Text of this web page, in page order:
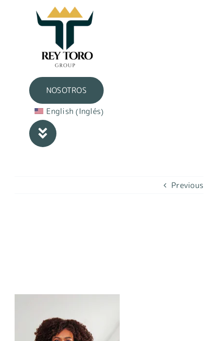
NOSOTROS
English (Inglés)
Previous